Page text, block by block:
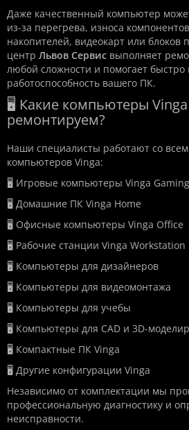
Даже качественный компьютер
из-за перегрева, износа
накопителей, видеокарт или блоков
центр Львов Сервис выполняет
любой сложности и помогает быстро
работоспособность вашего ПК.
🖥️ Какие компьютеры
ремонтируем?
Наши специалисты работают со
компьютеров Vinga:
🖥️ Игровые компьютеры Vinga Gaming
🖥️ Домашние ПК Vinga Home
🖥️ Офисные компьютеры Vinga Office
🖥️ Рабочие станции Vinga Workstation
🖥️ Компьютеры для дизайнеров
🖥️ Компьютеры для видеомонтажа
🖥️ Компьютеры для учебы
🖥️ Компьютеры для CAD и 3D-
🖥️ Компактные ПК Vinga
🖥️ Другие конфигурации Vinga
Независимо от комплектации мы
профессиональную диагностику и
неисправности.